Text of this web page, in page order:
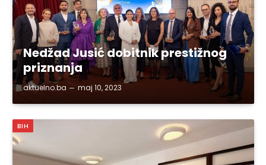
Nedžad Jusić dobitnik prestižnog
priznanja
aktuelno.ba maj 10, 2023
BIH